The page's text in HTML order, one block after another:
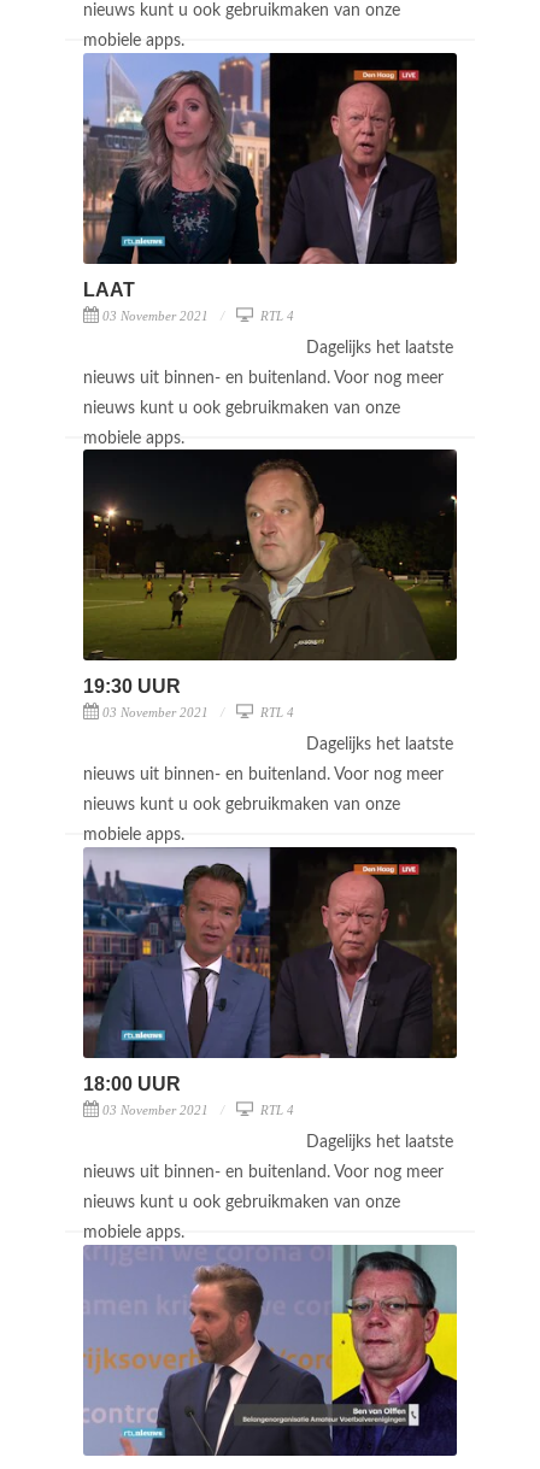
nieuws kunt u ook gebruikmaken van onze
mobiele apps.
LAAT
03 November 2021 RTL 4
Dagelijks het laatste
nieuws uit binnen- en buitenland. Voor nog meer
nieuws kunt u ook gebruikmaken van onze
mobiele apps.
19:30 UUR
03 November 2021 RTL 4
Dagelijks het laatste
nieuws uit binnen- en buitenland. Voor nog meer
nieuws kunt u ook gebruikmaken van onze
mobiele apps.
18:00 UUR
03 November 2021 RTL 4
Dagelijks het laatste
nieuws uit binnen- en buitenland. Voor nog meer
nieuws kunt u ook gebruikmaken van onze
mobiele apps.